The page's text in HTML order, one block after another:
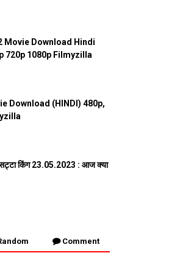
Movie Download Hindi
720p 1080p Filmyzilla
Download (HINDI) 480p,
सट्टा किंग 23.05.2023 : आज क्या
Comment